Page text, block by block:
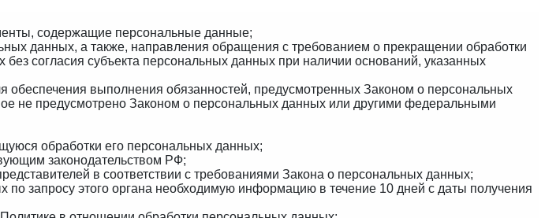
содержащие персональные данные;
данных, а также, направления обращения с требованием о прекращении обработки
согласия субъекта персональных данных при наличии оснований, указанных
обеспечения выполнения обязанностей, предусмотренных Законом о персональных
не предусмотрено Законом о персональных данных или другими федеральными
обработки его персональных данных;
законодательством РФ;
в соответствии с требованиями Закона о персональных данных;
запросу этого органа необходимую информацию в течение 10 дней с даты получения